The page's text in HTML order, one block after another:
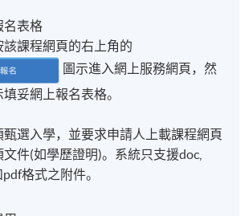
名表格
該課程網頁的右上角的
圖示進入網上服務網頁，然
妥網上報名表格。
甄選入學，並要求申請人上載課程網頁
件(如學歷證明)。系統只支援doc,
格式之附件。